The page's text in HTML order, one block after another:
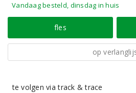
Vandaag besteld, dinsdag in huis
fles
op
te volgen via track & trace